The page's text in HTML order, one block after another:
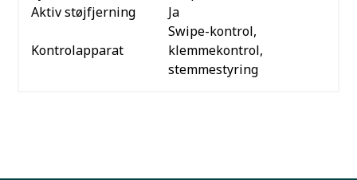
Aktiv støjfjerning
Ja
Kontrolapparat
Swipe-kontrol,
klemmekontrol,
stemmestyring